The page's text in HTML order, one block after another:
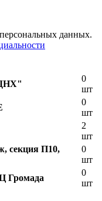
данных.
0
шт
0
шт
2
шт
секция П10,
0
шт
Громада
0
шт